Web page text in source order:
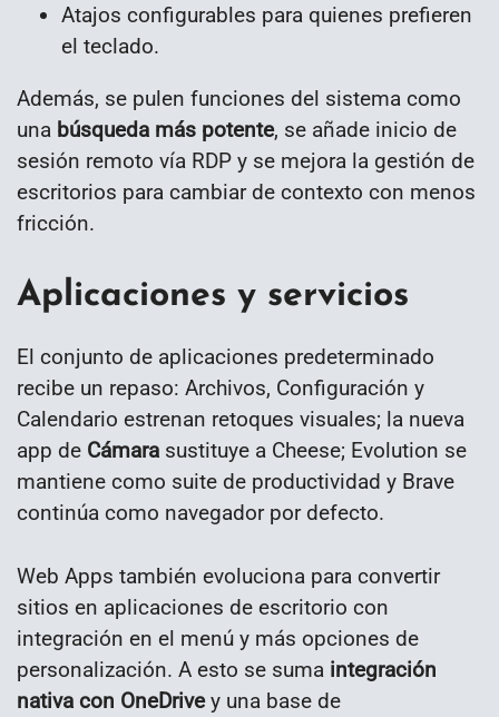
Atajos configurables para quienes prefieren
el teclado.
Además, se pulen funciones del sistema como
una búsqueda más potente, se añade inicio de
sesión remoto vía RDP y se mejora la gestión de
escritorios para cambiar de contexto con menos
fricción.
Aplicaciones y servicios
El conjunto de aplicaciones predeterminado
recibe un repaso: Archivos, Configuración y
Calendario estrenan retoques visuales; la nueva
app de Cámara sustituye a Cheese; Evolution se
mantiene como suite de productividad y Brave
continúa como navegador por defecto.
Web Apps también evoluciona para convertir
sitios en aplicaciones de escritorio con
integración en el menú y más opciones de
personalización. A esto se suma integración
nativa con OneDrivey una base de